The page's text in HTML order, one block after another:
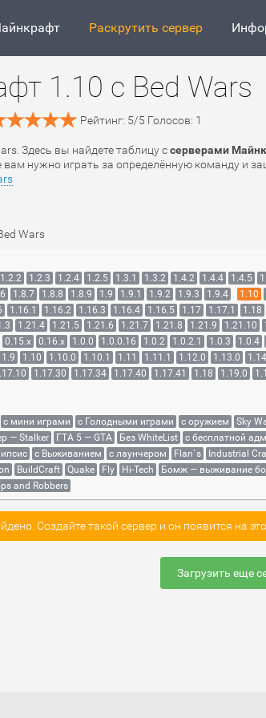
Раскрутить сервер
1.10 с Bed Wars
Рейтинг: 5/5 Голосов: 1
Здесь вы найдете таблицу ссерверами
вам нужно играть за определённую команду и
Wars
1.2.2 1.2.3 1.2.4 1.2.5 1.3.1 1.3.2 1.4.2 1.4.4 1.4.5
1.8.7 1.8.8 1.8.9 1.9 1.9.1 1.9.2 1.9.3 1.9.4 1.10
1.16.1 1.16.2 1.16.3 1.16.4 1.16.5 1.17 1.17.1 1.18
1.21.4 1.21.5 1.21.6 1.21.7 1.21.8 1.21.9 1.21.10
0.15.x 0.16.x 1.0.0 1.0.0.16 1.0.2 1.0.2.1 1.0.3 1.0.4
1.9 1.10 1.10.0 1.10.1 1.11 1.11.1 1.12.0 1.13.0
1.17.30 1.17.34 1.17.40 1.17.41 1.18 1.19.0
с мини играми с Голодными играми с оружием Sky
— Stalker ГТА 5 — GTA Без WhiteList с бесплатной
с Выживанием с лаунчером Flan`s Industrial
BuildCraft Quake Fly Hi-Tech Бомж — выживание
and Robbers
Создайте такой сервер и он появится на
Загрузить еще